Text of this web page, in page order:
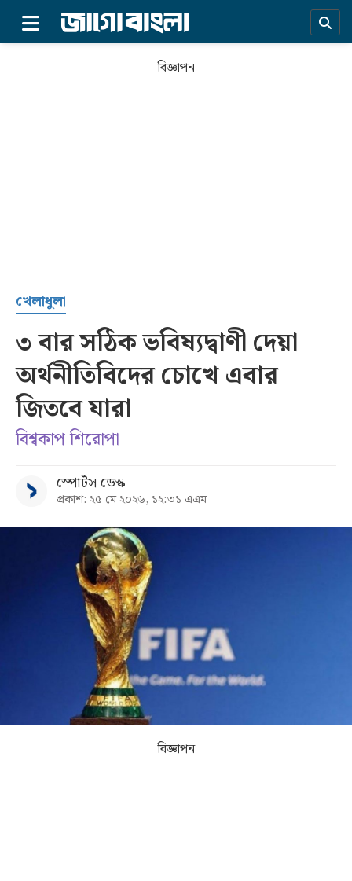
সর্বশেষ
সব
বিভাগ
আর্কাইভ
বিজ্ঞাপন
খেলাধুলা
৩ বার সঠিক ভবিষ্যদ্বাণী দেয়া
অর্থনীতিবিদের চোখে এবার
জিতবে যারা
বিশ্বকাপ শিরোপা
স্পোর্টস ডেস্ক
প্রকাশ: ২৫ মে ২০২৬, ১২:৩১ এএম
বিজ্ঞাপন